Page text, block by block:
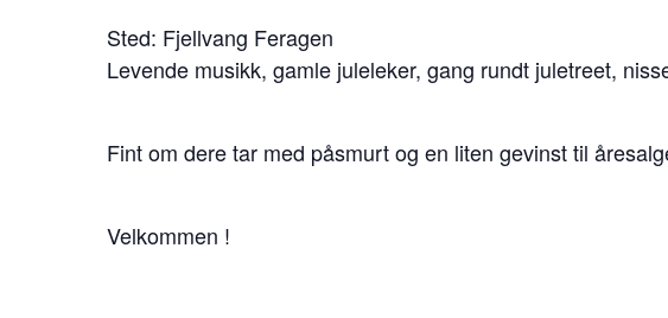
Sted: Fjellvang Feragen
Levende musikk, gamle juleleker, gang rundt juletreet,
Fint om dere tar med påsmurt og en liten gevinst til
Velkommen !